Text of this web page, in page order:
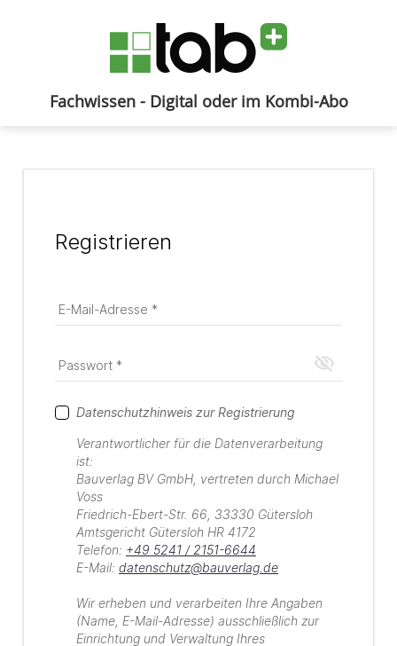
Fachwissen - Digital oder im Kombi-Abo